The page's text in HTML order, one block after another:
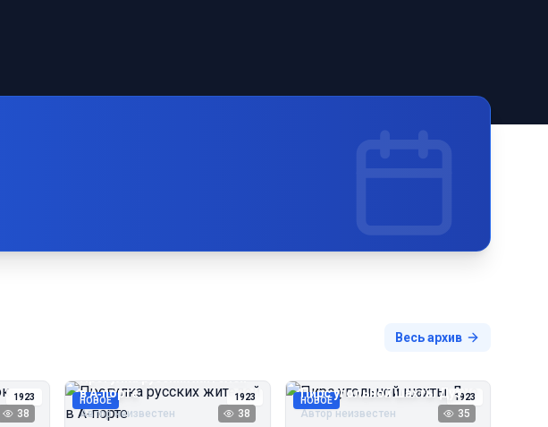
Весь архив
1923
38
НОВОЕ 1923
Прогулка русских жителей
в А‑порте
Автор неизвестен 38
НОВОЕ 1923
Пирс угольной шахты Дуэ
Автор неизвестен 35